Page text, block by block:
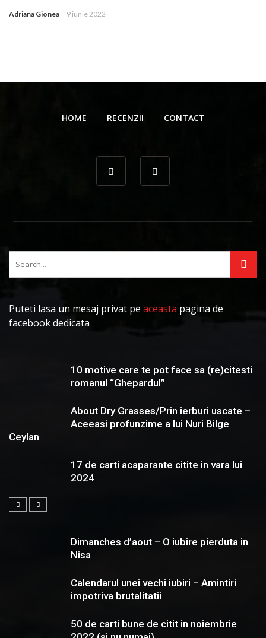
Adriana Gionea 9 iunie 2022
HOME RECENZII CONTACT
Puteti lasa un mesaj privat pe aceasta pagina de
facebook dedicata
10 motive care te pot face sa (re)citesti
romanul “Ghepardul”
About Dry Grasses/Prin ierburi uscate –
Aceeasi profunzime a lui Nuri Bilge
Ceylan
17 de carti acaparante citite in vara lui
2024
Dimanches d’aout – O iubire pierduta in
Nisa
Calendarul unei vechi iubiri – Amintiri
impotriva brutalitatii
50 de carti bune de citit in noiembrie